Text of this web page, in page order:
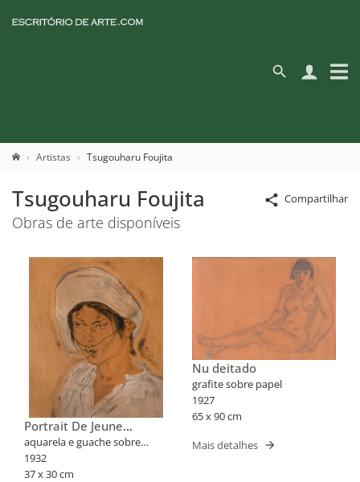
Artistas Tsugouharu Foujita
Compartilhar
Tsugouharu Foujita
Obras de arte disponíveis
Portrait De Jeune
Femme Au Chapeau
Blanc
aquarela e guache sobre
papel
1932
37 x 30 cm
Nu deitado
grafite sobre papel
1927
65 x 90 cm
Mais detalhes